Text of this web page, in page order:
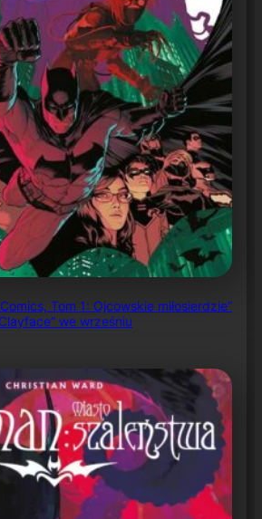
Tom 1: Ojcowskie miłosierdzie”
we wrześniu